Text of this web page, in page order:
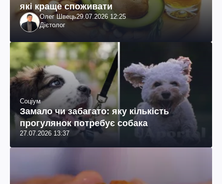
які краще споживати
Олег Швець29.07.2026 12:25
Дієтолог
Соціум
Замало чи забагато: яку кількість
прогулянок потребує собака
27.07.2026 13:37